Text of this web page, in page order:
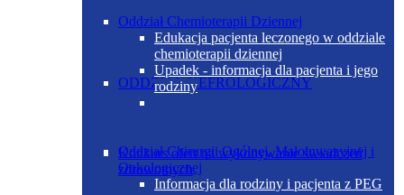
ODDZIAŁ NEFROLOGICZNY
Oddział Chemioterapii Dziennej
Edukacja pacjenta leczonego w oddziale
chemioterapii dziennej
Upadek - informacja dla pacjenta i jego
rodziny
Oddział Chirurgii Ogólnej, Małoinwazyjnej i
Onkologicznej
Informacja dla rodziny i pacjenta z PEG
Konkurs ofert na wykonywanie świadczeń
zdrowotnych